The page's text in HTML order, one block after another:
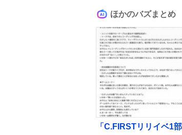
ほかのバズまとめ